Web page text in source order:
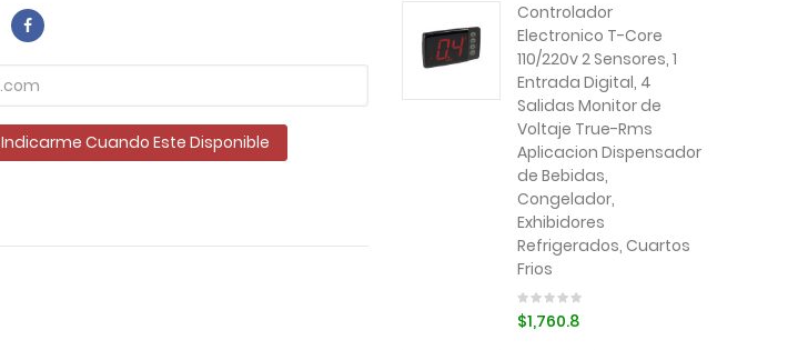
Indicarme Cuando Este Disponible
Controlador
Electronico T-Core
110/220v 2 Sensores, 1
Entrada Digital, 4
Salidas Monitor de
Voltaje True-Rms
Aplicacion Dispensador
de Bebidas,
Congelador,
Exhibidores
Refrigerados, Cuartos
Frios
$1,760.8